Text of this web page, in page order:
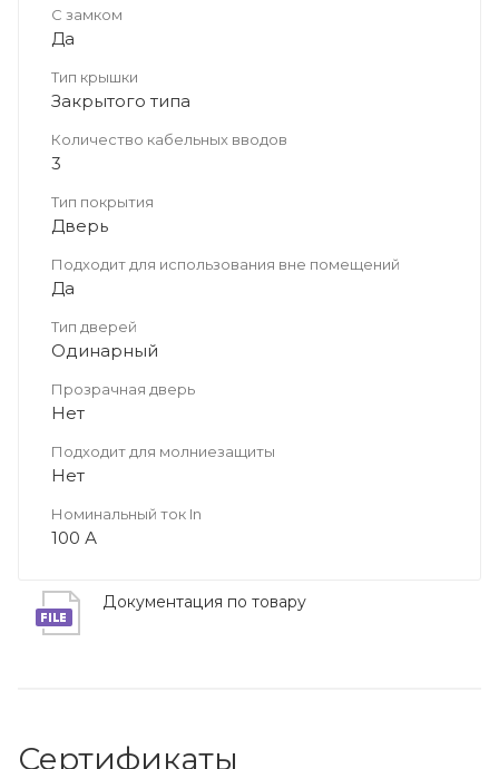
С замком
Да
Тип крышки
Закрытого типа
Количество кабельных вводов
3
Тип покрытия
Дверь
Подходит для использования вне помещений
Да
Тип дверей
Одинарный
Прозрачная дверь
Нет
Подходит для молниезащиты
Нет
Номинальный ток In
100 А
Документация по товару
Сертификаты